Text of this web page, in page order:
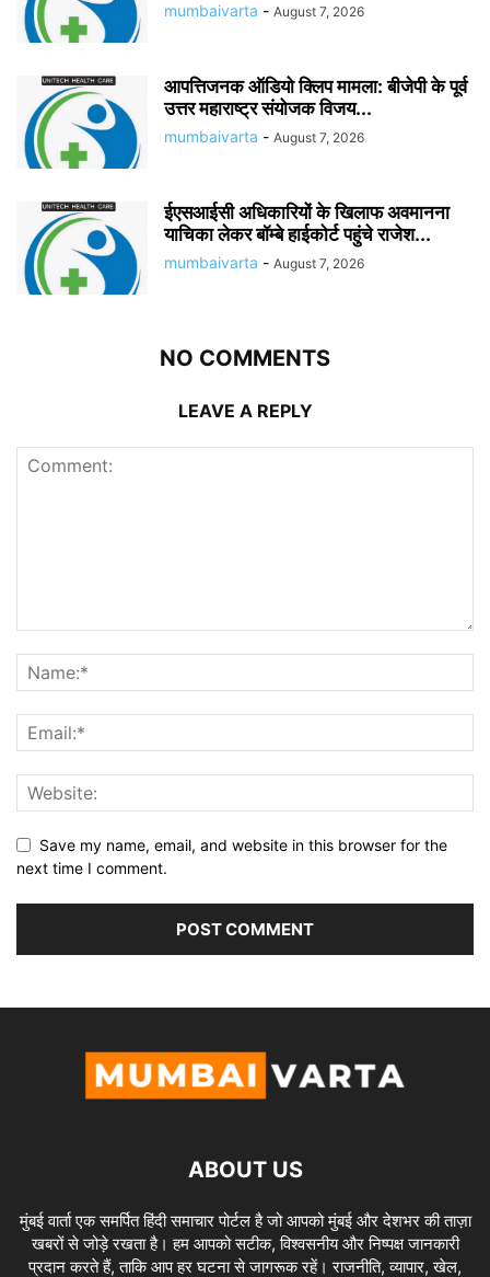
mumbaivarta - August 7, 2026
आपत्तिजनक ऑडियो क्लिप मामला: बीजेपी के पूर्व
उत्तर महाराष्ट्र संयोजक विजय...
mumbaivarta - August 7, 2026
ईएसआईसी अधिकारियों के खिलाफ अवमानना
याचिका लेकर बॉम्बे हाईकोर्ट पहुंचे राजेश...
mumbaivarta - August 7, 2026
NO COMMENTS
LEAVE A REPLY
Save my name, email, and website in this browser for the
next time I comment.
ABOUT US
मुंबई वार्ता एक समर्पित हिंदी समाचार पोर्टल है जो आपको मुंबई और देशभर की ताज़ा
खबरों से जोड़े रखता है। हम आपको सटीक, विश्वसनीय और निष्पक्ष जानकारी
प्रदान करते हैं, ताकि आप हर घटना से जागरूक रहें। राजनीति, व्यापार, खेल,